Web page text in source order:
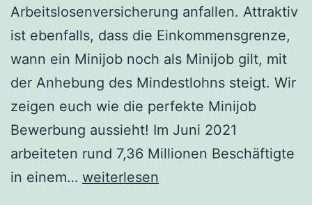
Arbeitslosenversicherung anfallen. Attraktiv
ist ebenfalls, dass die Einkommensgrenze,
wann ein Minijob noch als Minijob gilt, mit
der Anhebung des Mindestlohns steigt. Wir
zeigen euch wie die perfekte Minijob
Bewerbung aussieht! Im Juni 2021
arbeiteten rund 7,36 Millionen Beschäftigte
in einem… Die
weiterlesen